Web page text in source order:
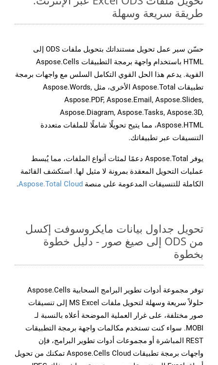
طريقة سريعة وسهلة
حسّن سير عمل تحويل مستنداتك بتحويل ملفات ODS إلى
HTML باستخدام واجهة برمجة التطبيقات Aspose.Cells
القوية. يدعم هذا الحل القوي التكامل السلس مع واجهات برمجة
تطبيقات Aspose.Total الأخرى، مثل Aspose.Words,
Aspose.PDF, Aspose.Email, Aspose.Slides,
Aspose.Diagram, Aspose.Tasks, Aspose.3D,
Aspose.HTML، مما يتيح تحويلًا شاملًا للملفات متعددة
التنسيقات عبر تطبيقاتك.
يوفر Aspose.Total دعمًا لمئات أنواع الملفات، مما يُبسط
عمليات التحويل المعقدة بمرونة لا مثيل لها. استكشف القائمة
الكاملة للتنسيقات المدعومة على منصة Aspose.Total Cloud
.
تحويل جداول بيانات مايكروسوفت إكسل
من ODS إلى صيغ صور - دليل خطوة
بخطوة
توفر مجموعة أدوات تطوير البرامج السحابية Aspose.Cells
حلولاً سريعة وسهلة لتحويل ملفات MS Excel إلى تنسيقات
صور مختلفة، على غرار العملية الموضحة أعلاه بالنسبة لـ
MOBI. سواء كنت تستخدم مكالمات واجهة برمجة التطبيقات
REST المباشرة أو مجموعات أدوات تطوير البرامج، فإن
واجهات برمجة تطبيقات Aspose.Cells Cloud تمكنك من تحويل